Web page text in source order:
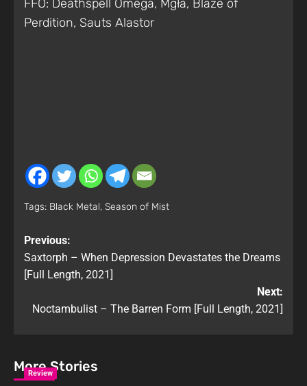
FFO: Deathspell Omega, Mgła, Blaze of
Perdition, Sauts Alastor
Tags: Black Metal, Season of Mist
Previous:
Saxtorph – When Depression Devastates the Dreams
[Full Length, 2021]
Next:
Noctambulist – The Barren Form [Full Length, 2021]
More Stories
Review